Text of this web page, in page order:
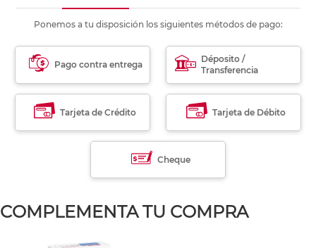
Ponemos a tu disposición los siguientes métodos de pago:
Pago contra entrega
Déposito /
Transferencia
Tarjeta de Crédito Tarjeta de Débito
Cheque
COMPLEMENTA TU COMPRA